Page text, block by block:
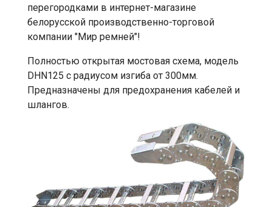
перегородками в интернет-магазине
белорусской производственно-торговой
компании "Мир ремней"!
Полностью открытая мостовая схема, модель
DHN125 с радиусом изгиба от 300мм.
Предназначены для предохранения кабелей и
шлангов.